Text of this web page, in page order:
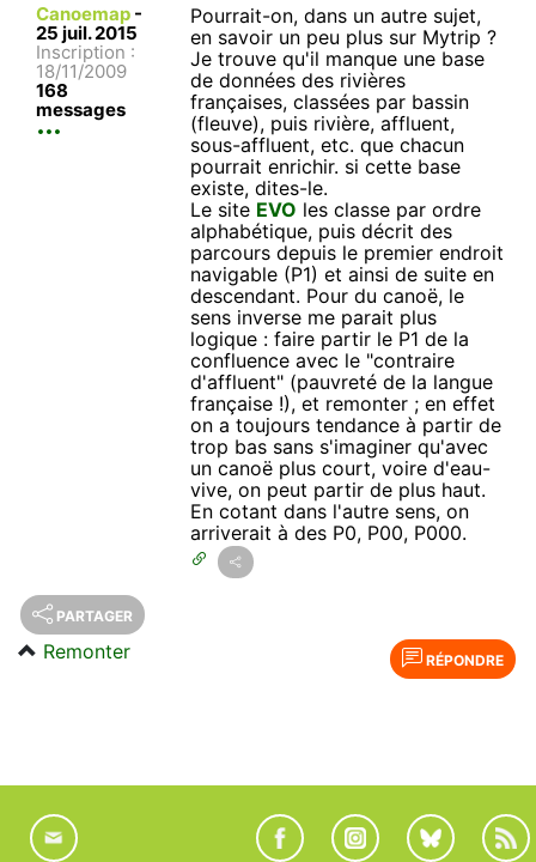
Canoemap -
25 juil. 2015
Inscription :
18/11/2009
168
messages
Pourrait-on, dans un autre sujet,
en savoir un peu plus sur Mytrip ?
Je trouve qu'il manque une base
de données des rivières
françaises, classées par bassin
(fleuve), puis rivière, affluent,
sous-affluent, etc. que chacun
pourrait enrichir. si cette base
existe, dites-le.
Le site EVO les classe par ordre
alphabétique, puis décrit des
parcours depuis le premier endroit
navigable (P1) et ainsi de suite en
descendant. Pour du canoë, le
sens inverse me parait plus
logique : faire partir le P1 de la
confluence avec le "contraire
d'affluent" (pauvreté de la langue
française !), et remonter ; en effet
on a toujours tendance à partir de
trop bas sans s'imaginer qu'avec
un canoë plus court, voire d'eau-
vive, on peut partir de plus haut.
En cotant dans l'autre sens, on
arriverait à des P0, P00, P000.
PARTAGER
RÉPONDRE
Remonter